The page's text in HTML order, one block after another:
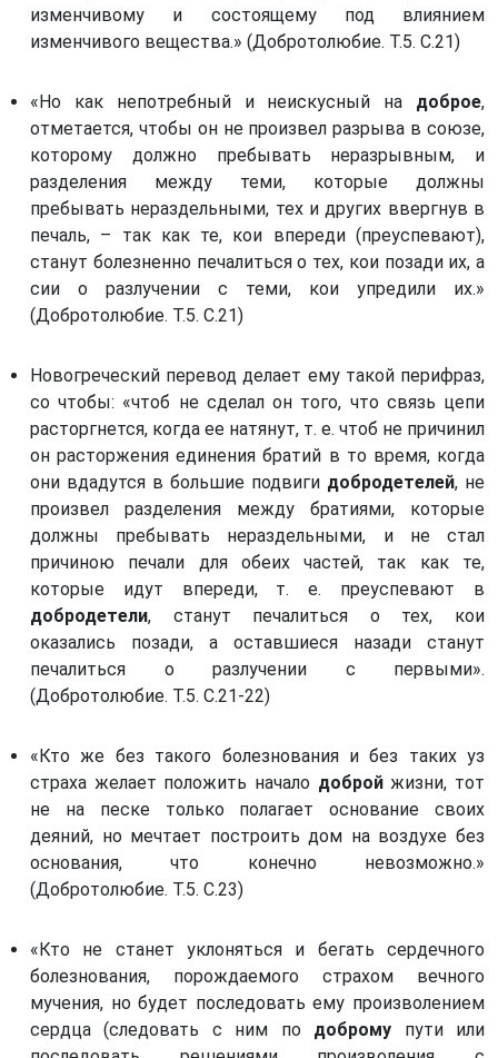
изменчивому и состоящему под влиянием
изменчивого вещества.» (Добротолюбие. Т.5. С.21)
«Но как непотребный и неискусный на доброе,
отметается, чтобы он не произвел разрыва в союзе,
которому должно пребывать неразрывным, и
разделения между теми, которые должны
пребывать нераздельными, тех и других ввергнув в
печаль, – так как те, кои впереди (преуспевают),
станут болезненно печалиться о тех, кои позади их, а
сии о разлучении с теми, кои упредили их.»
(Добротолюбие. Т.5. С.21)
Новогреческий перевод делает ему такой перифраз,
со чтобы: «чтоб не сделал он того, что связь цепи
расторгнется, когда ее натянут, т. е. чтоб не причинил
он расторжения единения братий в то время, когда
они вдадутся в большие подвиги добродетелей, не
произвел разделения между братиями, которые
должны пребывать нераздельными, и не стал
причиною печали для обеих частей, так как те,
которые идут впереди, т. е. преуспевают в
добродетели, станут печалиться о тех, кои
оказались позади, а оставшиеся назади станут
печалиться о разлучении с первыми».
(Добротолюбие. Т.5. С.21-22)
«Кто же без такого болезнования и без таких уз
страха желает положить начало добройжизни, тот
не на песке только полагает основание своих
деяний, но мечтает построить дом на воздухе без
основания, что конечно невозможно.»
(Добротолюбие. Т.5. С.23)
«Кто не станет уклоняться и бегать сердечного
болезнования, порождаемого страхом вечного
мучения, но будет последовать ему произволением
сердца (следовать с ним по доброму пути или